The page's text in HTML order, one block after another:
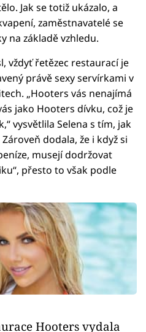
Jak se totiž ukázalo, a
zaměstnavatelé se
na základě vzhledu.
vždyť řetězec restaurací je
právě sexy servírkami v
„Hooters vás nenajímá
jako Hooters dívku, což je
vysvětlila Selena s tím, jak
dodala, že i když si
musejí dodržovat
přesto to však podle
Hooters vydala